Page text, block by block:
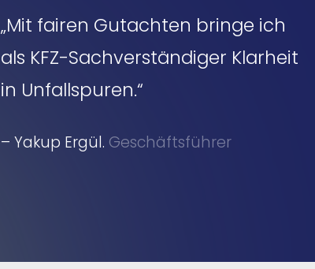
„Mit fairen Gutachten bringe ich
als KFZ-Sachverständiger Klarheit
in Unfallspuren.“
– Yakup Ergül. Geschäftsführer